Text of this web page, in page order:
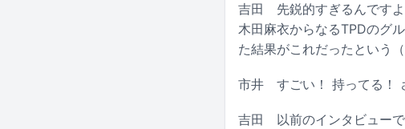
吉田 先鋭的すぎるんです
木田麻衣からなるTPDのグ
た結果がこれだったという
市井 すごい！ 持ってる！
吉田 以前のインタビュー